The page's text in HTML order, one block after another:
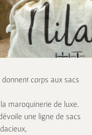
corps aux sacs
maroquinerie de luxe.
une ligne de sacs